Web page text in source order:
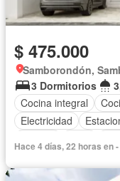
$ 475.000
Samborondón,
3 Dormitorios
Cocina integral
Electricidad
Hace 4 días, 22 horas en